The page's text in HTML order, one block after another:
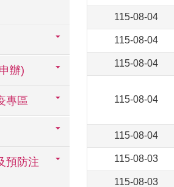
辦)
專區
預防注
115-08-04
115-08-04
115-08-04
115-08-04
115-08-04
115-08-03
115-08-03